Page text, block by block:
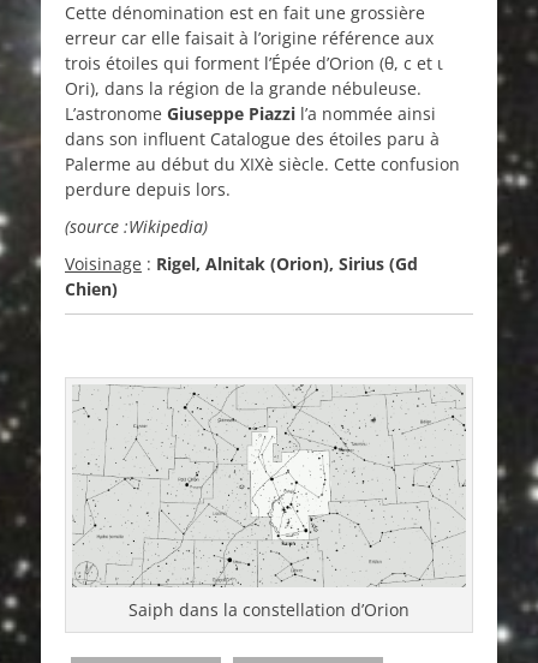
Cette dénomination est en fait une grossière
erreur car elle faisait à l’origine référence aux
trois étoiles qui forment l’Épée d’Orion (θ, c et ι
Ori), dans la région de la grande nébuleuse.
L’astronome Giuseppe Piazzi l’a nommée ainsi
dans son influent Catalogue des étoiles paru à
Palerme au début du XIXè siècle. Cette confusion
perdure depuis lors.
(source :Wikipedia)
Voisinage : Rigel, Alnitak (Orion), Sirius (Gd
Chien)
Saiph dans la constellation d’Orion